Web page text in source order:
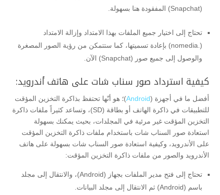
(Snapchat) المفقودة هنا بسهولة.
تحتاج إلى اختيار جميع الملفات بهذا الامتداد وإزالة الامتداد
(.nomedia) بإعادة تسميتها، كما ستتمكن من رؤية الصور المصغرة
والوصول إلى جميع صور (Snapchat) الآن.
كيفية استرداد صور سناب شات على هاتف أندرويد:
أفضل ما في أجهزة (Android)؛ هو أنّها تحتفظ بذاكرة التخزين المؤقت
للتطبيقات في ذاكرة الهاتف أو بطاقة (SD)، وتساعد كثيراً ملفات ذاكرة
التخزين المؤقت غير مرئية في المجلدات، بحيث يمكنك بسهولة
استعادة صور السناب شات باستخدام ملفات ذاكرة التخزين المؤقت
على الأندرويد، وكيفية استعادة صور السناب شات بسهولة على هاتف
الأندرويد والصور من ملفات ذاكرة التخزين المؤقت:
تحتاج إلى فتح مدير الملفات بجهاز (Android)، والانتقال إلى مجلد
باسم (Android) ثم الانتقال إلى مجلد البيانات.